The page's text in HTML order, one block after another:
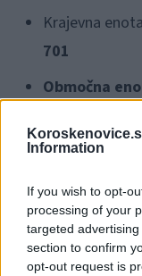
Information
If you wish to opt-
processing of your
targeted
section to confirm
opt-out request is
Krajevna
701
Območna
Vir: ZGS